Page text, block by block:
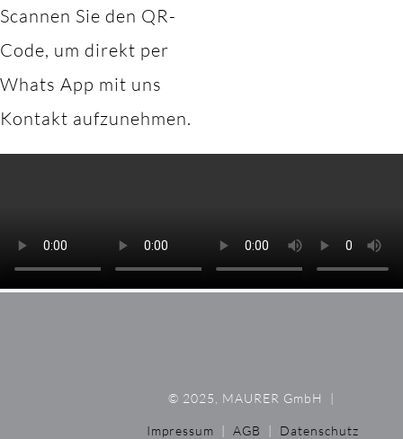
Scannen Sie den QR-
Code, um direkt per
Whats App mit uns
Kontakt aufzunehmen.
© 2025, MAURER GmbH |
Impressum | AGB | Datenschutz